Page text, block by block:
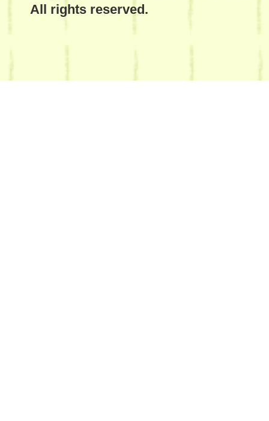
All rights reserved.